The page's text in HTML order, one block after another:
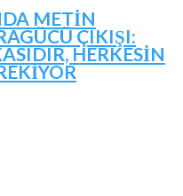
METİN
ÇIKIŞI:
HERKESİN